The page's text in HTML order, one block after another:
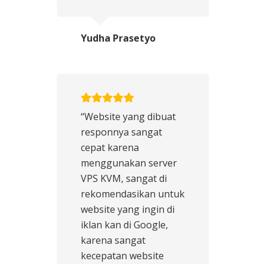
Yudha Prasetyo
“Website yang dibuat
responnya sangat
cepat karena
menggunakan server
VPS KVM, sangat di
rekomendasikan untuk
website yang ingin di
iklan kan di Google,
karena sangat
kecepatan website